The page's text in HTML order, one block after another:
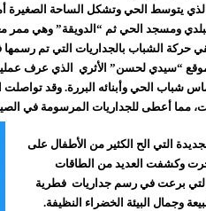
الذي يتوسط الحي وتشكل الساحة الصغيرة
ومسجد الحي ثم “الدويقة” وهي
حركة الشباب بالجداريات التي تم
“سيدي لحسن” الأثري
الذي عرف
شباب الحي وأبنائه البررة. وقد تواصلت
مما أعطى للجداريات المرسومة في
التي الح الكثير من الأطفال على
وكشفت العديد من الطاقات
التي برعت في رسم جداريات فطرية
وجمال البيئة الخضراء النظيفة.